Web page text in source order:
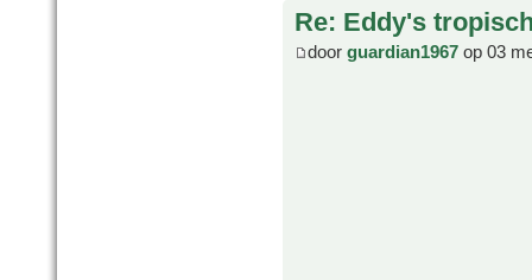
Re: Eddy's
door guardian1967 op 03